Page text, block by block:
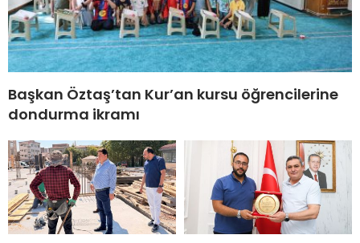
Başkan Öztaş’tan Kur’an kursu öğrencilerine
dondurma ikramı